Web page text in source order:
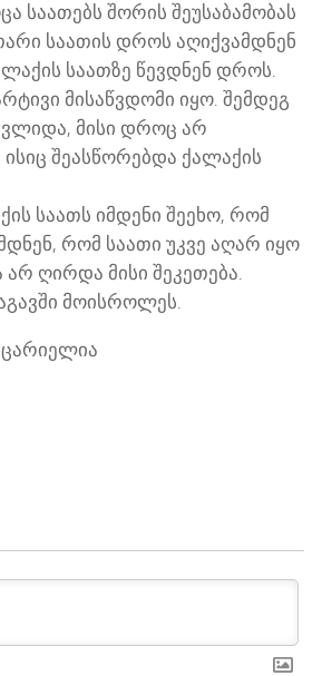
საათებს შორის შეუსაბამობას
საათის დროს აღიქვამდნენ
საათზე წევდნენ დროს.
მისაწვდომი იყო. შემდეგ
მისი დროც არ
შეასწორებდა ქალაქის
საათს იმდენი შეეხო, რომ
რომ საათი უკვე აღარ იყო
ღირდა მისი შეკეთება.
მოისროლეს.
ცარიელია